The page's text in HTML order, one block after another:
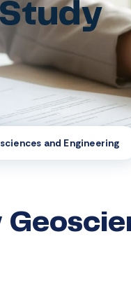
and Engineering